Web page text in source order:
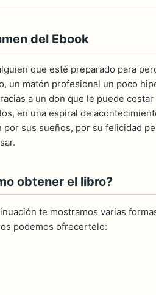
del Ebook
que esté preparado para
un matón profesional un poco
a un don que le puede
en una espiral de
por sus sueños, por su felicidad
obtener el libro?
te mostramos varias
podemos ofrecertelo: